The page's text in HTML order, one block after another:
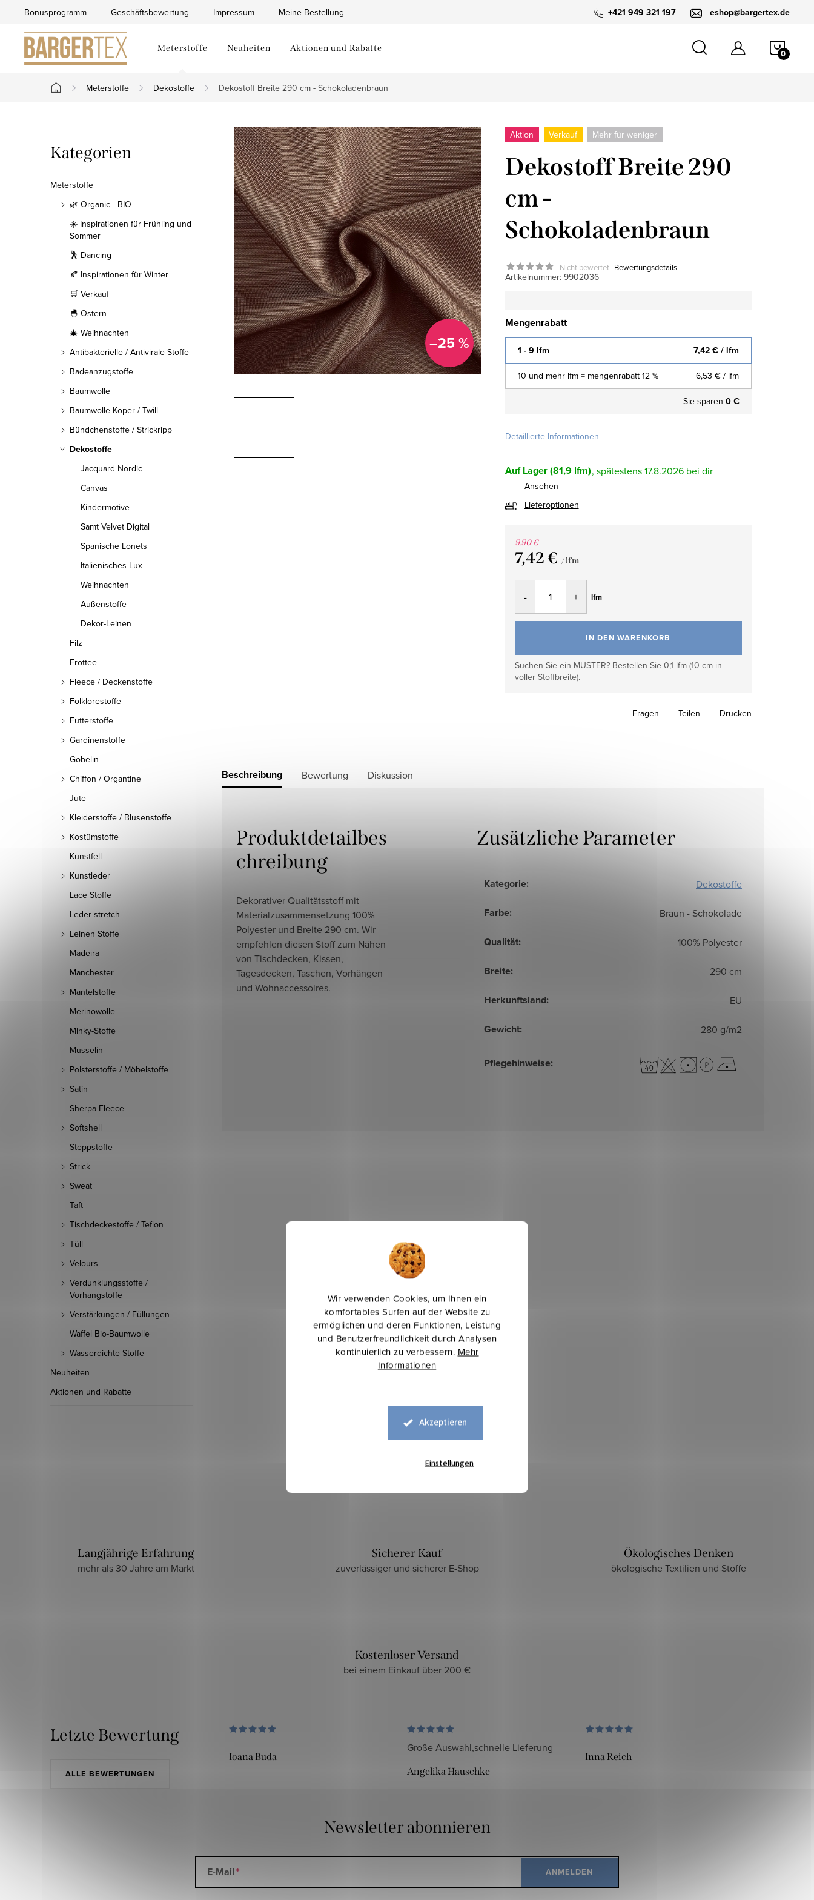
Wir verwenden Cookies, um Ihnen ein
komfortables Surfen auf der Website zu
ermöglichen und deren Funktionen, Leistung
und Benutzerfreundlichkeit durch Analysen
kontinuierlich zu verbessern. Mehr
Informationen
Akzeptieren
Einstellungen
springen
+421 949 321 197 eshop@bargertex.de
Bonusprogramm Geschäftsbewertung Impressum Meine Bestellung
Meterstoffe Neuheiten Aktionen und Rabatte
Startseite
Meterstoffe Dekostoffe Dekostoff Breite 290 cm - Schokoladenbraun
e
i
Kategorien
überspringen
Kategorien
Meterstoffe
🌿 Organic - BIO
☀️ Inspirationen für Frühling und
Sommer
🕺 Dancing
🍂 Inspirationen für Winter
🛒 Verkauf
🐣 Ostern
🎄 Weihnachten
Antibakterielle / Antivirale Stoffe
Badeanzugstoffe
Baumwolle
Baumwolle Köper / Twill
Bündchenstoffe / Strickripp
Dekostoffe
Jacquard Nordic
Canvas
Kindermotive
Samt Velvet Digital
Spanische Lonets
Italienisches Lux
Weihnachten
Außenstoffe
Dekor-Leinen
Filz
Frottee
Fleece / Deckenstoffe
Folklorestoffe
Futterstoffe
Gardinenstoffe
Gobelin
Chiffon / Organtine
Jute
Kleiderstoffe / Blusenstoffe
Kostümstoffe
Kunstfell
Kunstleder
Lace Stoffe
Leder stretch
Leinen Stoffe
Madeira
Manchester
Mantelstoffe
Merinowolle
Minky-Stoffe
Musselin
Polsterstoffe / Möbelstoffe
Satin
Sherpa Fleece
Softshell
Steppstoffe
Strick
Sweat
Taft
Tischdeckestoffe / Teflon
Tüll
Velours
Verdunklungsstoffe /
Vorhangstoffe
Verstärkungen / Füllungen
Waffel Bio-Baumwolle
Wasserdichte Stoffe
Neuheiten
Aktionen und Rabatte
–25 %
Aktion Verkauf Mehr für weniger
Dekostoff Breite 290
cm -
Schokoladenbraun
Nicht bewertet Bewertungsdetails
Artikelnummer: 9902036
Mengenrabatt
1 - 9 lfm 7,42 € / lfm
10 und mehr lfm = mengenrabatt 12 % 6,53 € / lfm
Sie sparen 0 €
Detaillierte Informationen
Auf Lager(81,9 lfm) 17.8.2026
Ansehen
Lieferoptionen
9,90 €
7,42 € / lfm
Verkaufspreis:
lfm
IN DEN WARENKORB
Suchen Sie ein MUSTER? Bestellen Sie 0,1 lfm (10 cm in
voller Stoffbreite).
Drucken
Fragen Teilen
Beschreibung Bewertung Diskussion
Produktdetailbes
chreibung
Dekorativer Qualitätsstoff mit
Materialzusammensetzung 100%
Polyester und Breite 290 cm. Wir
empfehlen diesen Stoff zum Nähen
von Tischdecken, Kissen,
Tagesdecken, Taschen, Vorhängen
und Wohnaccessoires.
Zusätzliche Parameter
Kategorie: Dekostoffe
Farbe: Braun - Schokolade
Qualität: 100% Polyester
Breite: 290 cm
Herkunftsland: EU
Gewicht: 280 g/m2
Pflegehinweise:
Langjährige Erfahrung
mehr als 30 Jahre am Markt
Sicherer Kauf
zuverlässiger und sicherer E-Shop
Ökologisches Denken
ökologische Textilien und Stoffe
Kostenloser Versand
bei einem Einkauf über 200 €
Letzte Bewertung
ALLE BEWERTUNGEN
Ioana Buda
Große Auswahl,schnelle Lieferung
Angelika Hauschke
Inna Reich
Newsletter abonnieren
E-Mail ANMELDEN